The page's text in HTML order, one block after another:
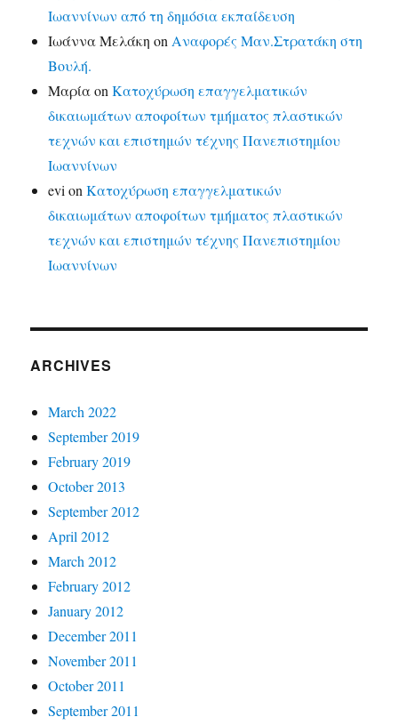
Ιωαννίνων από τη δημόσια εκπαίδευση
Ιωάννα Μελάκη on Αναφορές Μαν.Στρατάκη στη
Βουλή.
ΜαρίαonΚατοχύρωση επαγγελματικών
δικαιωμάτων αποφοίτων τμήματος πλαστικών
τεχνών και επιστημών τέχνης Πανεπιστημίου
Ιωαννίνων
evi onΚατοχύρωση επαγγελματικών
δικαιωμάτων αποφοίτων τμήματος πλαστικών
τεχνών και επιστημών τέχνης Πανεπιστημίου
Ιωαννίνων
ARCHIVES
March 2022
September 2019
February 2019
October 2013
September 2012
April 2012
March 2012
February 2012
January 2012
December 2011
November 2011
October 2011
September 2011